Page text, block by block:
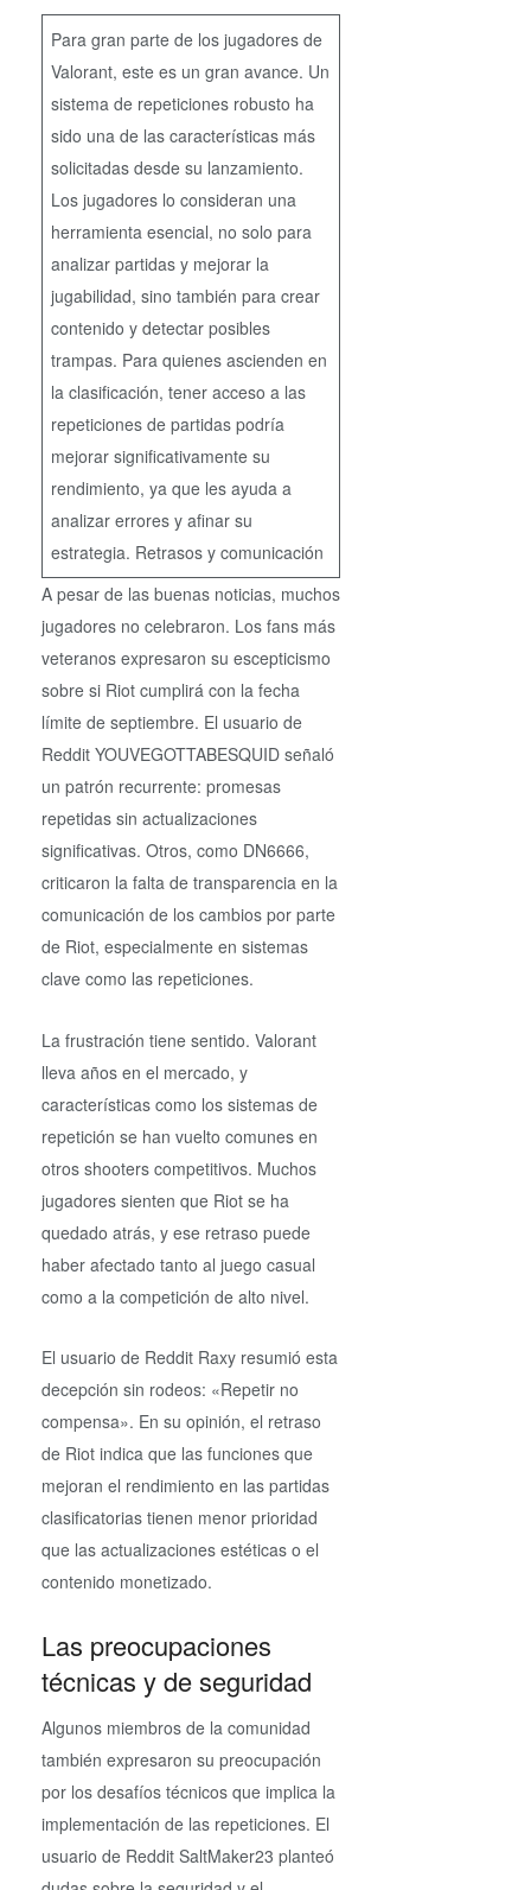
Para gran parte de los jugadores de
Valorant, este es un gran avance. Un
sistema de repeticiones robusto ha
sido una de las características más
solicitadas desde su lanzamiento.
Los jugadores lo consideran una
herramienta esencial, no solo para
analizar partidas y mejorar la
jugabilidad, sino también para crear
contenido y detectar posibles
trampas. Para quienes ascienden en
la clasificación, tener acceso a las
repeticiones de partidas podría
mejorar significativamente su
rendimiento, ya que les ayuda a
analizar errores y afinar su
estrategia. Retrasos y comunicación
A pesar de las buenas noticias, muchos
jugadores no celebraron. Los fans más
veteranos expresaron su escepticismo
sobre si Riot cumplirá con la fecha
límite de septiembre. El usuario de
Reddit YOUVEGOTTABESQUID señaló
un patrón recurrente: promesas
repetidas sin actualizaciones
significativas. Otros, como DN6666,
criticaron la falta de transparencia en la
comunicación de los cambios por parte
de Riot, especialmente en sistemas
clave como las repeticiones.
La frustración tiene sentido. Valorant
lleva años en el mercado, y
características como los sistemas de
repetición se han vuelto comunes en
otros shooters competitivos. Muchos
jugadores sienten que Riot se ha
quedado atrás, y ese retraso puede
haber afectado tanto al juego casual
como a la competición de alto nivel.
El usuario de Reddit Raxy resumió esta
decepción sin rodeos: «Repetir no
compensa». En su opinión, el retraso
de Riot indica que las funciones que
mejoran el rendimiento en las partidas
clasificatorias tienen menor prioridad
que las actualizaciones estéticas o el
contenido monetizado.
Las preocupaciones
técnicas y de seguridad
Algunos miembros de la comunidad
también expresaron su preocupación
por los desafíos técnicos que implica la
implementación de las repeticiones. El
usuario de Reddit SaltMaker23 planteó